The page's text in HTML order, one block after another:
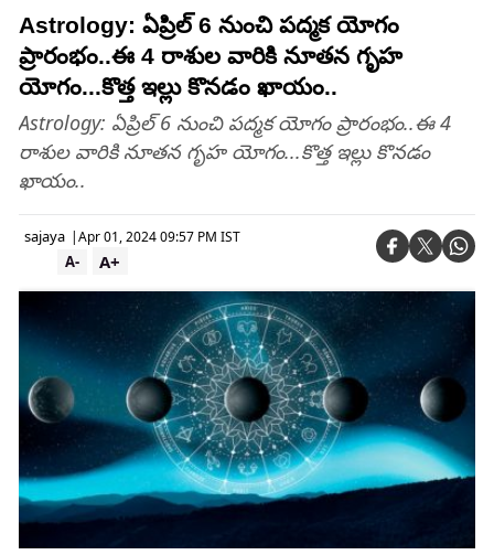
Astrology: ఏప్రిల్ 6 నుంచి పద్మక యోగం
ప్రారంభం..ఈ 4 రాశుల వారికి నూతన గృహ
యోగం...కొత్త ఇల్లు కొనడం ఖాయం..
Astrology: ఏప్రిల్ 6 నుంచి పద్మక యోగం ప్రారంభం..ఈ 4
రాశుల వారికి నూతన గృహ యోగం...కొత్త ఇల్లు కొనడం
ఖాయం..
sajaya |Apr 01, 2024 09:57 PM IST
A+
A-